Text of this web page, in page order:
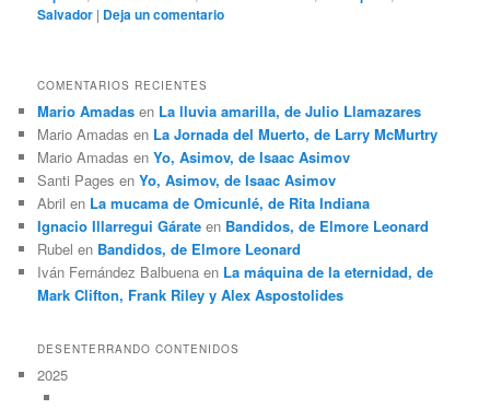
Salvador | Deja un comentario
COMENTARIOS RECIENTES
Mario Amadas en La lluvia amarilla, de Julio Llamazares
Mario Amadas en La Jornada del Muerto, de Larry McMurtry
Mario Amadas enYo, Asimov, de Isaac Asimov
Santi Pages enYo, Asimov, de Isaac Asimov
Abril en La mucama de Omicunlé, de Rita Indiana
Ignacio Illarregui Gárate en Bandidos, de Elmore Leonard
Rubel en Bandidos, de Elmore Leonard
Iván Fernández Balbuena en La máquina de la eternidad, de
Mark Clifton, Frank Riley y Alex Aspostolides
DESENTERRANDO CONTENIDOS
2025